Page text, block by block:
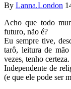
By Lanna.London
Acho que todo
futuro, não é?
Eu sempre tive,
tarô, leitura de
vezes, tenho certeza.
Independente de
(e que ele pode ser